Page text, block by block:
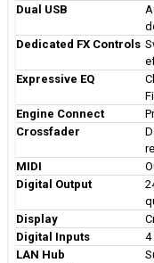
Dual USB
Dedicated FX Controls
Expressive EQ
Engine Connect
Crossfader
MIDI
Digital Output
Display
Digital Inputs
4
LAN Hub